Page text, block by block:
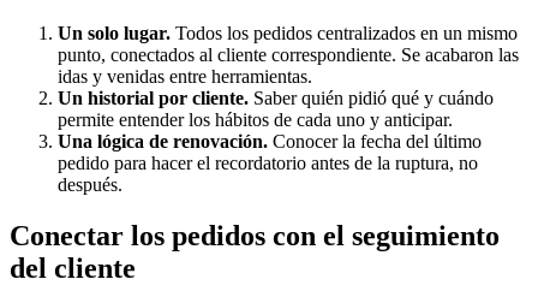
Un solo lugar. Todos los pedidos centralizados en un mismo
punto, conectados al cliente correspondiente. Se acabaron las
idas y venidas entre herramientas.
Un historial por cliente. Saber quién pidió qué y cuándo
permite entender los hábitos de cada uno y anticipar.
Una lógica de renovación. Conocer la fecha del último
pedido para hacer el recordatorio antes de la ruptura, no
después.
Conectar los pedidos con el seguimiento
del cliente